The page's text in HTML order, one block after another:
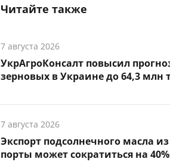
Читайте также
7 августа 2026
УкрАгроКонсалт повысил
зерновых в Украине до 64,3 млн
7 августа 2026
Экспорт подсолнечного масла
порты может сократиться на 40%